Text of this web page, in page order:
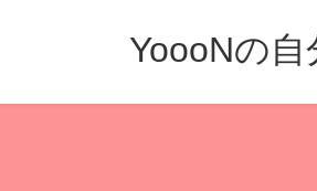
YoooNの